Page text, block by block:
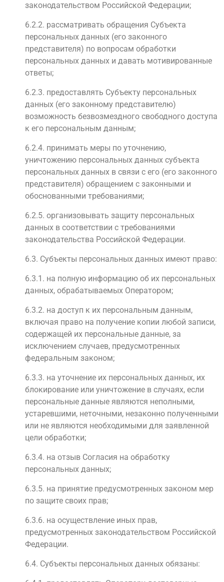
законодательством Российской Федерации;
6.2.2. рассматривать обращения Субъекта
персональных данных (его законного
представителя) по вопросам обработки
персональных данных и давать мотивированные
ответы;
6.2.3. предоставлять Субъекту персональных
данных (его законному представителю)
возможность безвозмездного свободного доступа
к его персональным данным;
6.2.4. принимать меры по уточнению,
уничтожению персональных данных субъекта
персональных данных в связи с его (его законного
представителя) обращением с законными и
обоснованными требованиями;
6.2.5. организовывать защиту персональных
данных в соответствии с требованиями
законодательства Российской Федерации.
6.3. Субъекты персональных данных имеют право:
6.3.1. на полную информацию об их персональных
данных, обрабатываемых Оператором;
6.3.2. на доступ к их персональным данным,
включая право на получение копии любой записи,
содержащей их персональные данные, за
исключением случаев, предусмотренных
федеральным законом;
6.3.3. на уточнение их персональных данных, их
блокирование или уничтожение в случаях, если
персональные данные являются неполными,
устаревшими, неточными, незаконно полученными
или не являются необходимыми для заявленной
цели обработки;
6.3.4. на отзыв Согласия на обработку
персональных данных;
6.3.5. на принятие предусмотренных законом мер
по защите своих прав;
6.3.6. на осуществление иных прав,
предусмотренных законодательством Российской
Федерации.
6.4. Субъекты персональных данных обязаны: